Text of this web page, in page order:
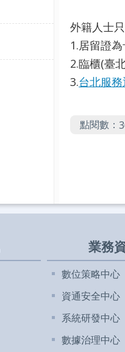
外籍人士
1.居留證
2.臨櫃(臺
3.台北服務
點閱數：
業務
數位策略中心
資通安全中心
系統研發中心
數據治理中心